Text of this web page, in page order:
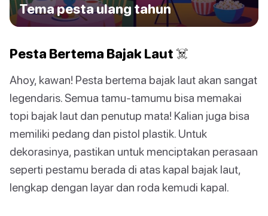
Tema pesta ulang tahun
Pesta Bertema Bajak Laut ☠️
Ahoy, kawan! Pesta bertema bajak laut akan sangat
legendaris. Semua tamu-tamumu bisa memakai
topi bajak laut dan penutup mata! Kalian juga bisa
memiliki pedang dan pistol plastik. Untuk
dekorasinya, pastikan untuk menciptakan perasaan
seperti pestamu berada di atas kapal bajak laut,
lengkap dengan layar dan roda kemudi kapal.